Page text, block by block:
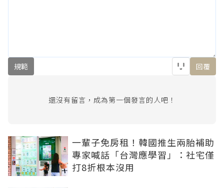
規範 回覆
還沒有留言，成為第一個發言的人吧！
一輩子免房租！韓國推生兩胎補助
專家喊話「台灣應學習」：社宅僅
打8折根本沒用